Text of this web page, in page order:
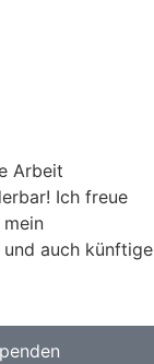
Arbeit
Ich freue
auch künftige